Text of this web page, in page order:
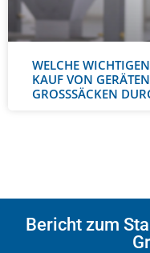
WELCHE
KAUF VON
GROSSSÄCKEN
Bericht zum